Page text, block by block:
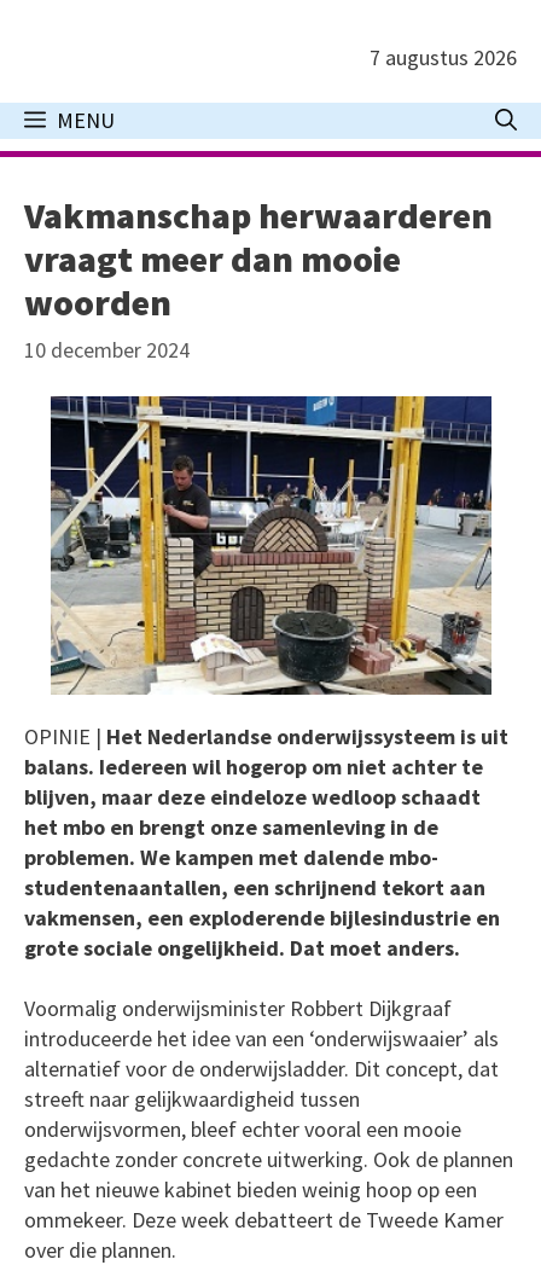
inhoud
7 augustus 2026
MENU
Vakmanschap herwaarderen
vraagt meer dan mooie
woorden
10 december 2024
OPINIE | Het Nederlandse onderwijssysteem is uit
balans. Iedereen wil hogerop om niet achter te
blijven, maar deze eindeloze wedloop schaadt
het mbo en brengt onze samenleving in de
problemen. We kampen met dalende mbo-
studentenaantallen, een schrijnend tekort aan
vakmensen, een exploderende bijlesindustrie en
grote sociale ongelijkheid. Dat moet anders.
Voormalig onderwijsminister Robbert Dijkgraaf
introduceerde het idee van een ‘onderwijswaaier’ als
alternatief voor de onderwijsladder. Dit concept, dat
streeft naar gelijkwaardigheid tussen
onderwijsvormen, bleef echter vooral een mooie
gedachte zonder concrete uitwerking. Ook de plannen
van het nieuwe kabinet bieden weinig hoop op een
ommekeer. Deze week debatteert de Tweede Kamer
over die plannen.